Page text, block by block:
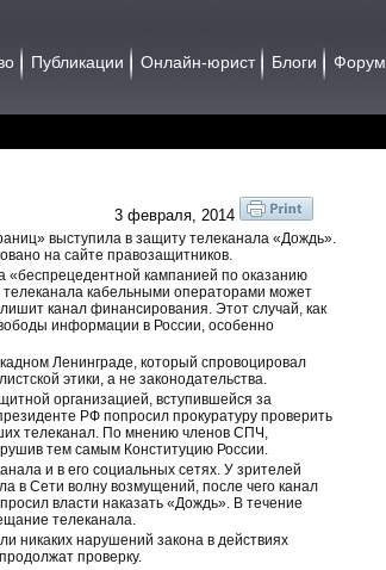
Публикации Онлайн-юрист Блоги Форум
3 февраля, 2014
выступила в защиту телеканала «Дождь».
на сайте правозащитников.
«беспрецедентной кампанией по оказанию
кабельными операторами может
канал финансирования. Этот случай, как
информации в России, особенно
Ленинграде, который спровоцировал
этики, а не законодательства.
организацией, вступившейся за
РФ попросил прокуратуру проверить
телеканал. По мнению членов СПЧ,
тем самым Конституцию России.
и в его социальных сетях. У зрителей
в Сети волну возмущений, после чего канал
власти наказать «Дождь». В течение
телеканала.
никаких нарушений закона в действиях
проверку.